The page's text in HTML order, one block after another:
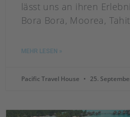
lässt uns an ihren
Bora Bora, Moorea,
MEHR LESEN »
Pacific Travel House 25.